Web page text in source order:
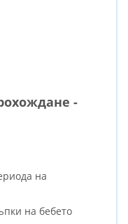
-
на
на бебето